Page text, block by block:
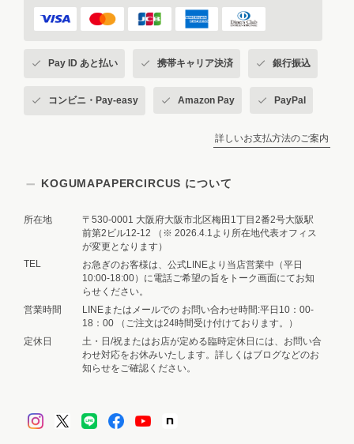
Pay ID あと払い 携帯キャリア決済 銀行振込
コンビニ・Pay-easy Amazon Pay PayPal
詳しいお支払方法のご案内
KOGUMAPAPERCIRCUS について
所在地
〒530-0001 大阪府大阪市北区梅田1丁目2番2号大阪駅
前第2ビル12-12 （※ 2026.4.1より所在地代表オフィス
が変更となります）
TEL
お急ぎのお客様は、公式LINEより当店営業中（平日
10:00-18:00）に電話ご希望の旨をトーク画面にてお知
らせください。
営業時間
LINEまたはメールでの お問い合わせ時間:平日10：00-
18：00 （ご注文は24時間受け付けております。）
定休日
土・日/祝またはお店が定める臨時定休日には、お問い合
わせ対応をお休みいたします。詳しくはブログなどのお
知らせをご確認ください。